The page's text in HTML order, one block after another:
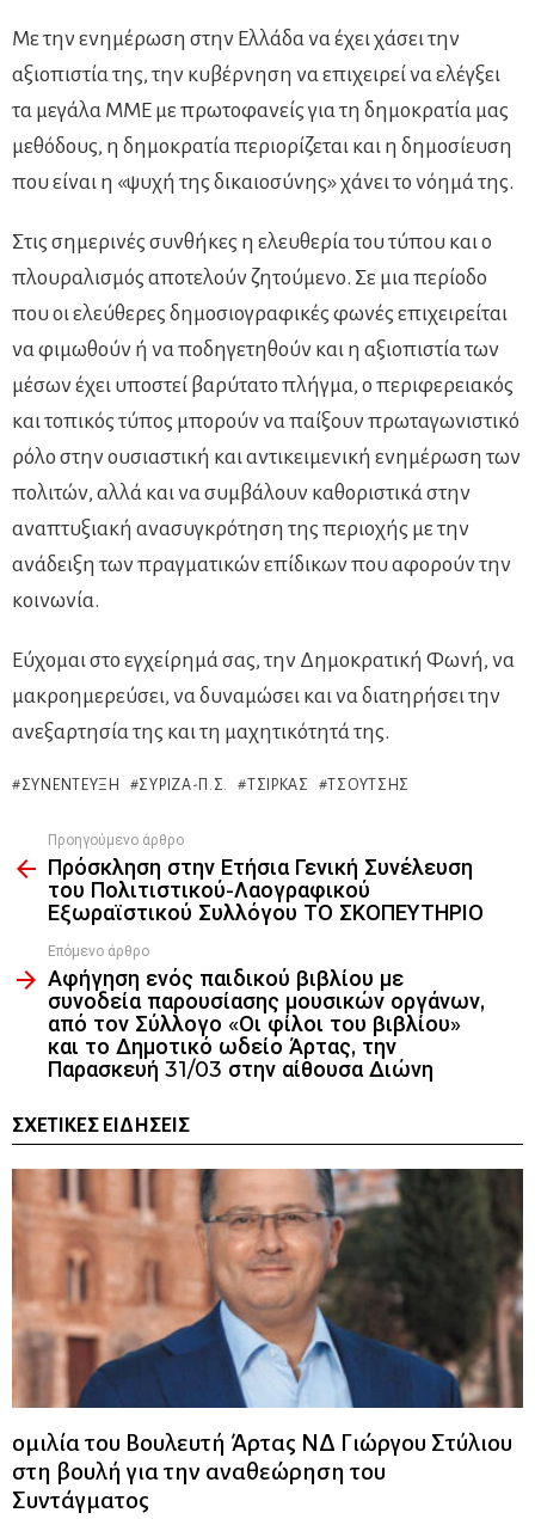
Με την ενημέρωση στην Ελλάδα να έχει χάσει την
αξιοπιστία της, την κυβέρνηση να επιχειρεί να ελέγξει
τα μεγάλα ΜΜΕ με πρωτοφανείς για τη δημοκρατία μας
μεθόδους, η δημοκρατία περιορίζεται και η δημοσίευση
που είναι η «ψυχή της δικαιοσύνης» χάνει το νόημά της.
Στις σημερινές συνθήκες η ελευθερία του τύπου και ο
πλουραλισμός αποτελούν ζητούμενο. Σε μια περίοδο
που οι ελεύθερες δημοσιογραφικές φωνές επιχειρείται
να φιμωθούν ή να ποδηγετηθούν και η αξιοπιστία των
μέσων έχει υποστεί βαρύτατο πλήγμα, ο περιφερειακός
και τοπικός τύπος μπορούν να παίξουν πρωταγωνιστικό
ρόλο στην ουσιαστική και αντικειμενική ενημέρωση των
πολιτών, αλλά και να συμβάλουν καθοριστικά στην
αναπτυξιακή ανασυγκρότηση της περιοχής με την
ανάδειξη των πραγματικών επίδικων που αφορούν την
κοινωνία.
Εύχομαι στο εγχείρημά σας, την Δημοκρατική Φωνή, να
μακροημερεύσει, να δυναμώσει και να διατηρήσει την
ανεξαρτησία της και τη μαχητικότητά της.
ΣΥΝΈΝΤΕΥΞΗ ΣΥΡΙΖΑ-Π.Σ. ΤΣΊΡΚΑΣ ΤΣΟΎΤΣΗΣ
more
Προηγούμενο άρθρο
Πρόσκληση στην Ετήσια Γενική Συνέλευση
του Πολιτιστικού-Λαογραφικού
Εξωραϊστικού Συλλόγου ΤΟ ΣΚΟΠΕΥΤΗΡΙΟ
Επόμενο άρθρο
Αφήγηση ενός παιδικού βιβλίου με
συνοδεία παρουσίασης μουσικών οργάνων,
από τον Σύλλογο «Οι φίλοι του βιβλίου»
και το Δημοτικό ωδείο Άρτας, την
Παρασκευή 31/03 στην αίθουσα Διώνη
ΣΧΕΤΙΚΈΣ ΕΙΔΉΣΕΙΣ
ομιλία του Βουλευτή Άρτας ΝΔ Γιώργου Στύλιου
στη βουλή για την αναθεώρηση του
Συντάγματος